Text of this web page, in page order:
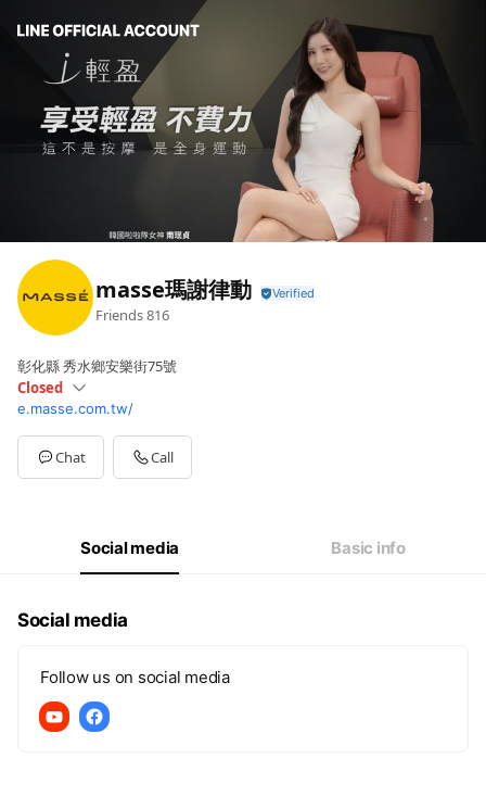
masse瑪謝律動
Friends816
彰化縣 秀水鄉安樂街75號
Closed
SunClosed
Mon09:00 - 17:00
Tue09:00 - 17:00
Wed09:00 - 17:00
e.masse.com.tw/
Chat Call
Social media Basic info
Social media
Follow us on social media